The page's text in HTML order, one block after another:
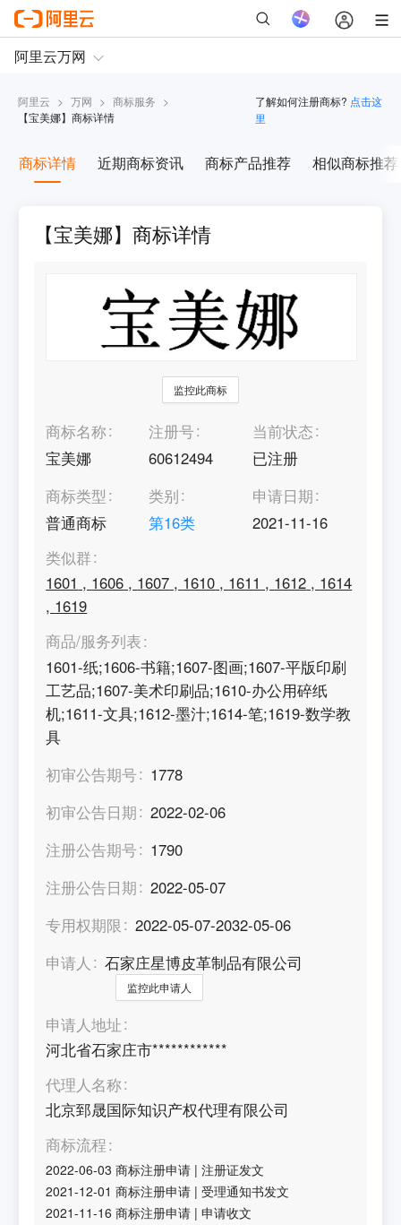
阿里云 > 万网 > 商标服务 >
【宝美娜】商标详情
了解如何注册商标? 点击这
里
商标详情 近期商标资讯 商标产品推荐 相似商标推荐
【宝美娜】商标详情
监控此商标
商标名称
宝美娜
注册号
60612494
当前状态
已注册
商标类型
普通商标
类别
第16类
申请日期
2021-11-16
类似群
1601 , 1606 , 1607 , 1610 , 1611 , 1612 , 1614
, 1619
商品/服务列表
1601-纸;1606-书籍;1607-图画;1607-平版印刷
工艺品;1607-美术印刷品;1610-办公用碎纸
机;1611-文具;1612-墨汁;1614-笔;1619-数学教
具
初审公告期号
1778
初审公告日期
2022-02-06
注册公告期号
1790
注册公告日期
2022-05-07
专用权期限
2022-05-07-2032-05-06
申请人
石家庄星博皮革制品有限公司
监控此申请人
申请人地址
河北省石家庄市************
代理人名称
北京郅晟国际知识产权代理有限公司
商标流程
2022-06-03 商标注册申请 |注册证发文
2021-12-01 商标注册申请 |受理通知书发文
2021-11-16 商标注册申请 |申请收文